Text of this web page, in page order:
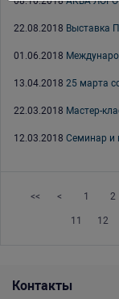
22.08.2018 Выставка
01.06.2018
13.04.2018 25 марта
22.03.2018 Мастер-
12.03.2018 Семинар и
<< < 1 2
11 12
Контакты